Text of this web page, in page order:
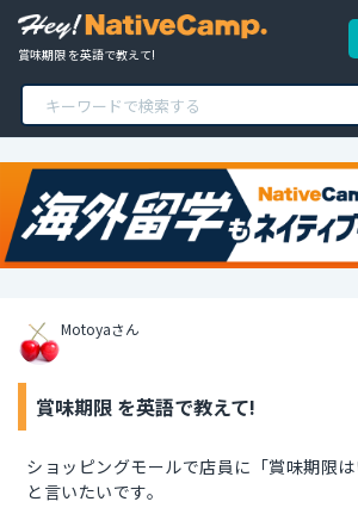
賞味期限 を英語で教えて!
Motoyaさん
賞味期限 を英語で教えて!
ショッピングモールで店員に「賞味期限は
と言いたいです。